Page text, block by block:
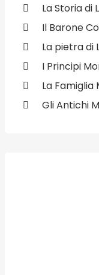
La Storia di
Il Barone
La pietra di
I Principi
La
Gli Antichi